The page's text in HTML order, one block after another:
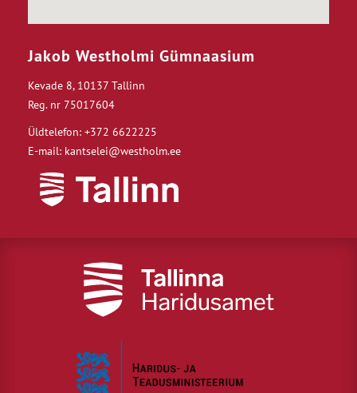
Jakob Westholmi Gümnaasium
Kevade 8, 10137 Tallinn
Reg. nr 75017604
Üldtelefon: +372 6622225
E-mail: kantselei@westholm.ee